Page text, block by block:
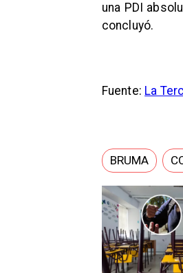
una PDI
concluyó.
Fuente: La
BRUMA